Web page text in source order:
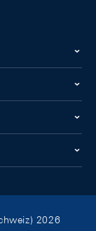
2026